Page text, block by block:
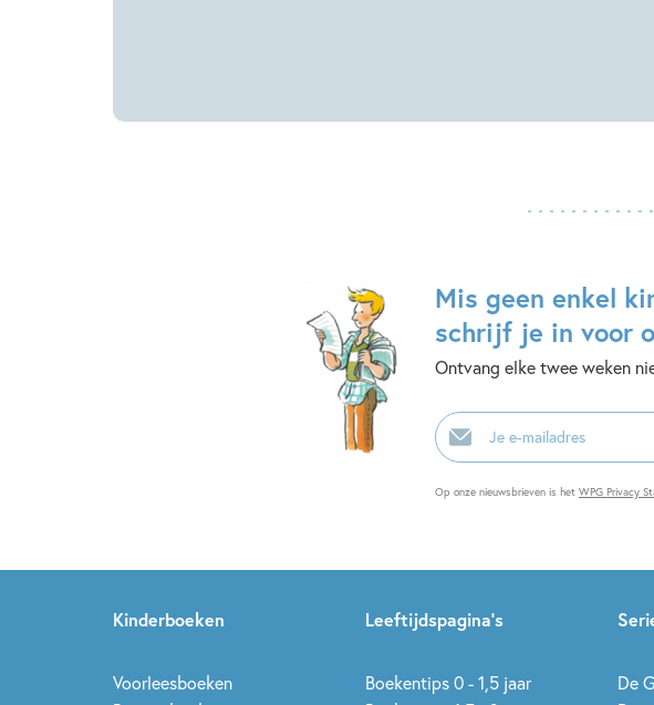
Mis geen enkel
schrijf je in voor
Ontvang elke twee weken
E-
mailadres
Op onze nieuwsbrieven is het WPG Privacy
Kinderboeken
Voorleesboeken
Leeftijdspagina’s
Boekentips 0 - 1,5 jaar
De